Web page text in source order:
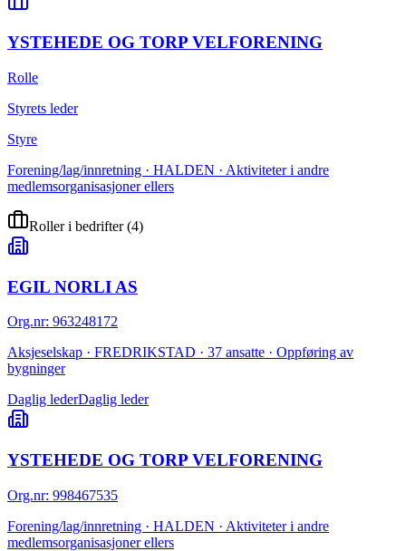
YSTEHEDE OG TORP VELFORENING
Rolle
Styrets leder
Styre
Forening/lag/innretning · HALDEN · Aktiviteter i andre
medlemsorganisasjoner ellers
Roller i bedrifter(4)
EGIL NORLI AS
Org.nr: 963248172
Aksjeselskap · FREDRIKSTAD · 37 ansatte · Oppføring av
bygninger
Daglig lederDaglig leder
YSTEHEDE OG TORP VELFORENING
Org.nr: 998467535
Forening/lag/innretning · HALDEN · Aktiviteter i andre
medlemsorganisasjoner ellers